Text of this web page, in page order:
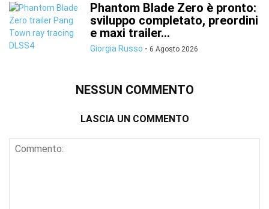
Phantom Blade Zero è pronto:
sviluppo completato, preordini
e maxi trailer...
Giorgia Russo - 6 Agosto 2026
NESSUN COMMENTO
LASCIA UN COMMENTO